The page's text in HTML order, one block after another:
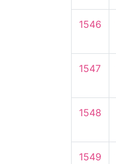
1546
1547
1548
1549